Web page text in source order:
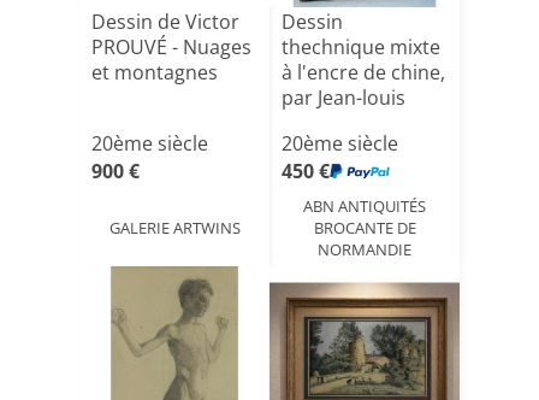
Dessin de Victor
PROUVÉ - Nuages
et montagnes
20ème siècle
900 €
GALERIE ARTWINS
Dessin
thechnique mixte
à l'encre de chine,
par Jean-louis
20ème siècle
450 €
ABN ANTIQUITÉS
BROCANTE DE
NORMANDIE